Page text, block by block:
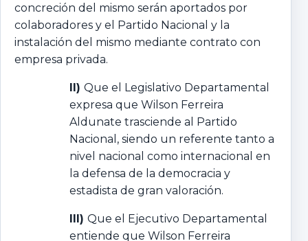
concreción del mismo serán aportados por
colaboradores y el Partido Nacional y la
instalación del mismo mediante contrato con
empresa privada.
II) Que el Legislativo Departamental
expresa que Wilson Ferreira
Aldunate trasciende al Partido
Nacional, siendo un referente tanto a
nivel nacional como internacional en
la defensa de la democracia y
estadista de gran valoración.
III) Que el Ejecutivo Departamental
entiende que Wilson Ferreira